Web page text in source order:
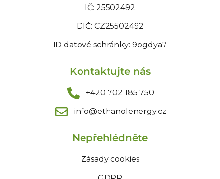
IČ: 25502492
DIČ: CZ25502492
ID datové schránky: 9bgdya7
Kontaktujte nás
+420 702 185 750
info@ethanolenergy.cz​
Nepřehlédněte
Zásady cookies